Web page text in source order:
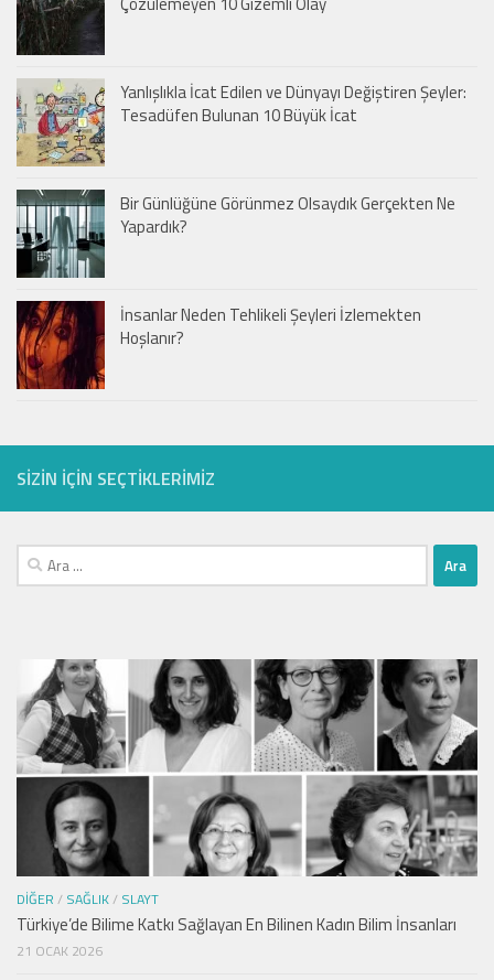
Yanlışlıkla İcat Edilen ve Dünyayı Değiştiren Şeyler:
Tesadüfen Bulunan 10 Büyük İcat
Bir Günlüğüne Görünmez Olsaydık Gerçekten Ne
Yapardık?
İnsanlar Neden Tehlikeli Şeyleri İzlemekten
Hoşlanır?
SIZIN IÇIN SEÇTIKLERIMIZ
Arama:
DIĞER / SAĞLIK/ SLAYT
Türkiye’de Bilime Katkı Sağlayan En Bilinen Kadın Bilim İnsanları
21 OCAK 2026